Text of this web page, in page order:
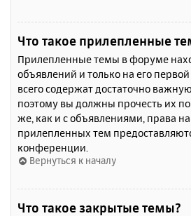
Что такое прилепленные
Прилепленные темы в форуме
объявлений и только на его
всего содержат достаточно
поэтому вы должны прочесть их
же, как и с объявлениями, права
прилепленных тем
конференции.
Вернуться к началу
Что такое закрытые темы?